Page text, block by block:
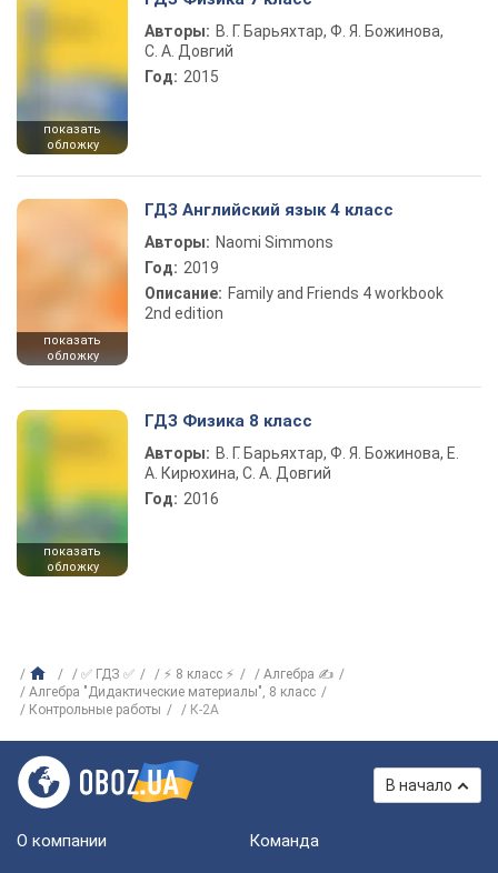
показать
обложку
Авторы: В. Г. Барьяхтар, Ф. Я. Божинова,
С. А. Довгий
Год: 2015
показать
обложку
ГДЗ Английский язык 4 класс
Авторы: Naomi Simmons
Год: 2019
Описание: Family and Friends 4 workbook
2nd edition
показать
обложку
ГДЗ Физика 8 класс
Авторы: В. Г. Барьяхтар, Ф. Я. Божинова, Е.
А. Кирюхина, С. А. Довгий
Год: 2016
✅ ГДЗ ✅ ⚡ 8 класс ⚡
Алгебра ✍
Алгебра "Дидактические материалы", 8 класс
Контрольные работы
К-2А
В начало
О компании Команда